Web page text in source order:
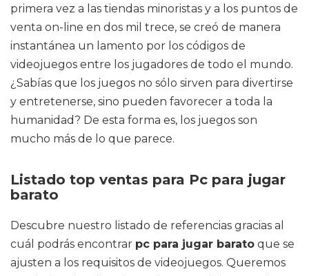
primera vez a las tiendas minoristas y a los puntos de
venta on-line en dos mil trece, se creó de manera
instantánea un lamento por los códigos de
videojuegos entre los jugadores de todo el mundo.
¿Sabías que los juegos no sólo sirven para divertirse
y entretenerse, sino pueden favorecer a toda la
humanidad? De esta forma es, los juegos son
mucho más de lo que parece.
Listado top ventas para Pc para jugar
barato
Descubre nuestro listado de referencias gracias al
cuál podrás encontrar pc para jugar barato que se
ajusten a los requisitos de videojuegos. Queremos